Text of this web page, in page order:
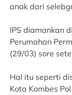
anak dari
IPS diamankan
Perumahan
(29/03) sore
Hal itu seperti
Kota Kombes